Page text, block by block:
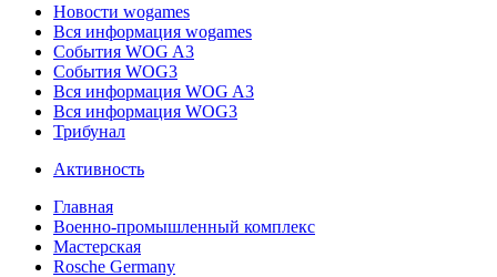
Новости wogames
Вся информация wogames
События WOG A3
События WOG3
Вся информация WOG A3
Вся информация WOG3
Трибунал
Активность
Главная
Военно-промышленный комплекс
Мастерская
Rosche Germany